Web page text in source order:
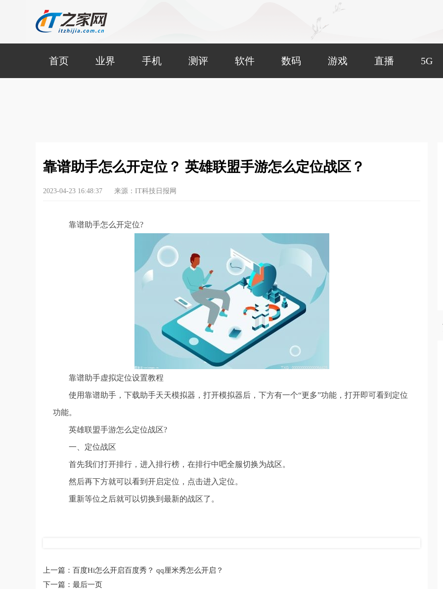
首页 业界 手机 测评 软件 数码 游戏 直播 5G
靠谱助手怎么开定位？ 英雄联盟手游怎么定位战区？
2023-04-23 16:48:37 来源：IT科技日报网
靠谱助手怎么开定位?
靠谱助手虚拟定位设置教程
使用靠谱助手，下载助手天天模拟器，打开模拟器后，下方有一个“更多”功能，打开即可看到定位
功能。
英雄联盟手游怎么定位战区?
一、定位战区
首先我们打开排行，进入排行榜，在排行中吧全服切换为战区。
然后再下方就可以看到开启定位，点击进入定位。
重新等位之后就可以切换到最新的战区了。
上一篇： 百度Hi怎么开启百度秀？ qq厘米秀怎么开启？
下一篇： 最后一页